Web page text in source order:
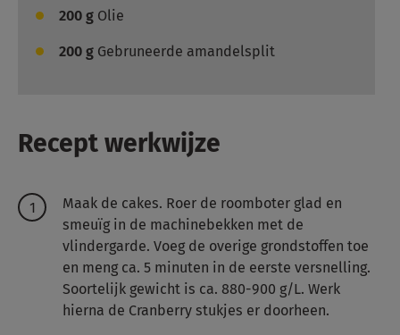
200 g Olie
200 g Gebruneerde amandelsplit
Recept werkwijze
Maak de cakes. Roer de roomboter glad en
smeuïg in de machinebekken met de
vlindergarde. Voeg de overige grondstoffen toe
en meng ca. 5 minuten in de eerste versnelling.
Soortelijk gewicht is ca. 880-900 g/L. Werk
hierna de Cranberry stukjes er doorheen.